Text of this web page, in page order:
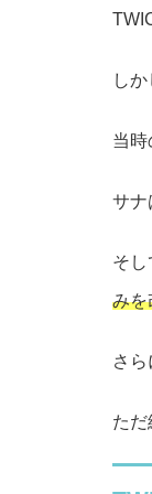
し
当
サナ
そ
みを
さ
た